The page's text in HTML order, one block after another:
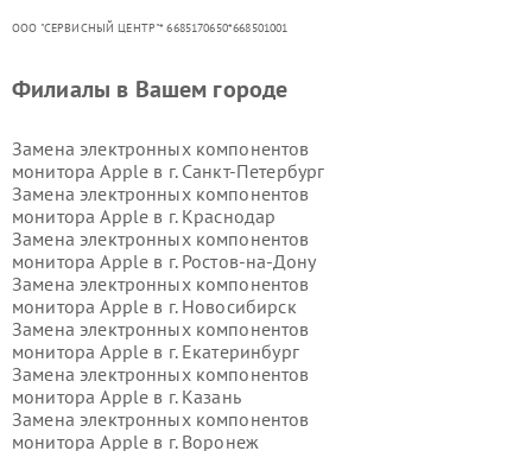
ООО "СЕРВИСНЫЙ ЦЕНТР"* 6685170650*668501001
Филиалы в Вашем городе
Замена электронных компонентов
монитора Apple в г. Санкт-Петербург
Замена электронных компонентов
монитора Apple в г. Краснодар
Замена электронных компонентов
монитора Apple в г. Ростов-на-Дону
Замена электронных компонентов
монитора Apple в г. Новосибирск
Замена электронных компонентов
монитора Apple в г. Екатеринбург
Замена электронных компонентов
монитора Apple в г. Казань
Замена электронных компонентов
монитора Apple в г. Воронеж